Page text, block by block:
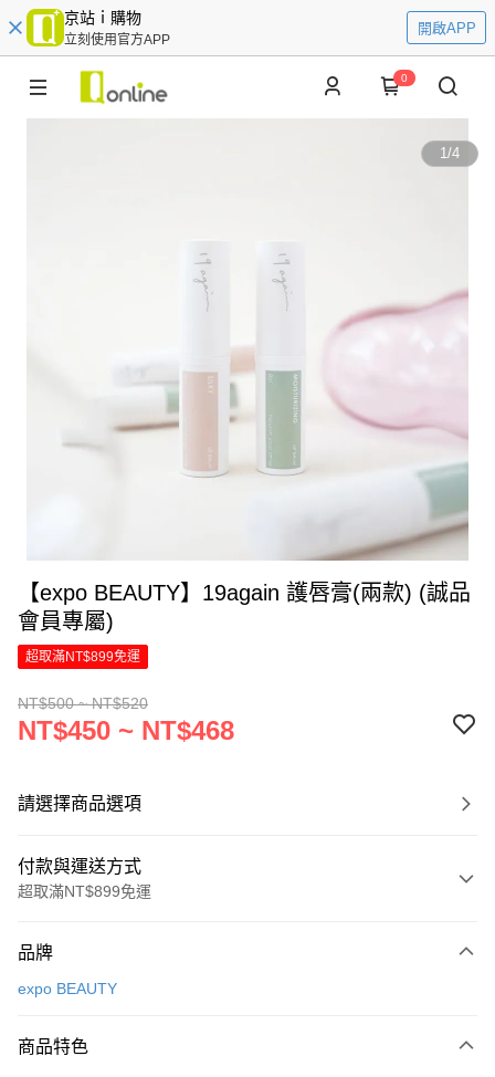
京站ｉ購物
立刻使用官方APP
開啟APP
0
1/4
【expo BEAUTY】19again 護唇膏(兩款) (誠品
會員專屬)
超取滿NT$899免運
NT$500 ~ NT$520
NT$450 ~ NT$468
請選擇商品選項
付款與運送方式
超取滿NT$899免運
信用卡一次付款
Apple Pay
品牌
expo BEAUTY
商品特色